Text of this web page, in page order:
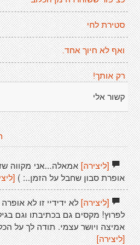
סטירת לחי
ואף לא חיוך אחד.
רק אותך!
קשור אלי
[ליצירה]אמאלה...אני מקווה
אופרת סבון שחבל על הזמן..: )
[ליצירה]לא ידידיי זו לא
לפרוץ! מקסים גם בכתיבתו וגם
אמיצה ויושר עצמי. תודה לך על
[ליצירה]